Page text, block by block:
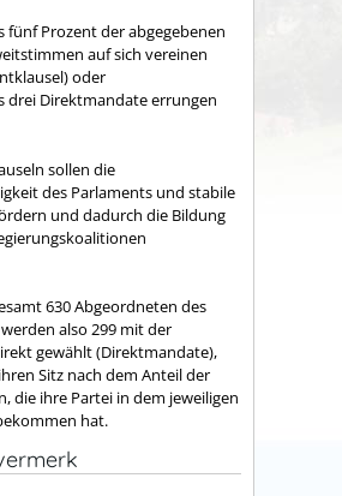
fünf Prozent der abgegebenen
auf sich vereinen
oder
drei Direktmandate errungen
sollen die
des Parlaments und stabile
und dadurch die Bildung
630 Abgeordneten des
also 299 mit der
gewählt (Direktmandate),
Sitz nach dem Anteil der
die ihre Partei in dem jeweiligen
hat.